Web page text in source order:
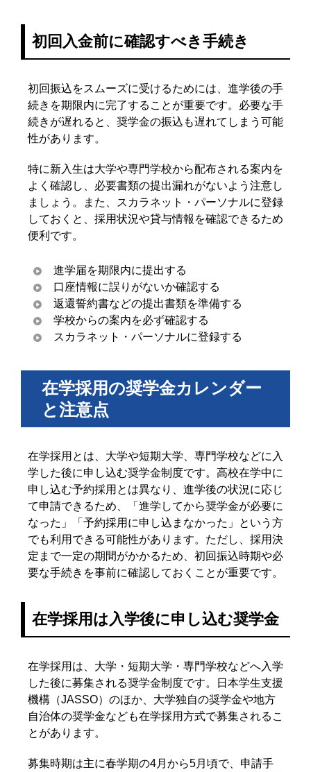
初回入金前に確認すべき手続き
初回振込をスムーズに受けるためには、進学後の手
続きを期限内に完了することが重要です。必要な手
続きが遅れると、奨学金の振込も遅れてしまう可能
性があります。
特に新入生は大学や専門学校から配布される案内を
よく確認し、必要書類の提出漏れがないよう注意し
ましょう。また、スカラネット・パーソナルに登録
しておくと、採用状況や貸与情報を確認できるため
便利です。
進学届を期限内に提出する
口座情報に誤りがないか確認する
返還誓約書などの提出書類を準備する
学校からの案内を必ず確認する
スカラネット・パーソナルに登録する
在学採用の奨学金カレンダー
と注意点
在学採用とは、大学や短期大学、専門学校などに入
学した後に申し込む奨学金制度です。高校在学中に
申し込む予約採用とは異なり、進学後の状況に応じ
て申請できるため、「進学してから奨学金が必要に
なった」「予約採用に申し込まなかった」という方
でも利用できる可能性があります。ただし、採用決
定まで一定の期間がかかるため、初回振込時期や必
要な手続きを事前に確認しておくことが重要です。
在学採用は入学後に申し込む奨学金
在学採用は、大学・短期大学・専門学校などへ入学
した後に募集される奨学金制度です。日本学生支援
機構（JASSO）のほか、大学独自の奨学金や地方
自治体の奨学金なども在学採用方式で募集されるこ
とがあります。
募集時期は主に春学期の4月から5月頃で、申請手